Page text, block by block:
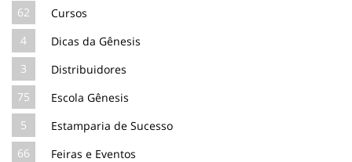
62
Cursos
4
Dicas da Gênesis
3
Distribuidores
75
Escola Gênesis
5
Estamparia de Sucesso
66
Feiras e Eventos